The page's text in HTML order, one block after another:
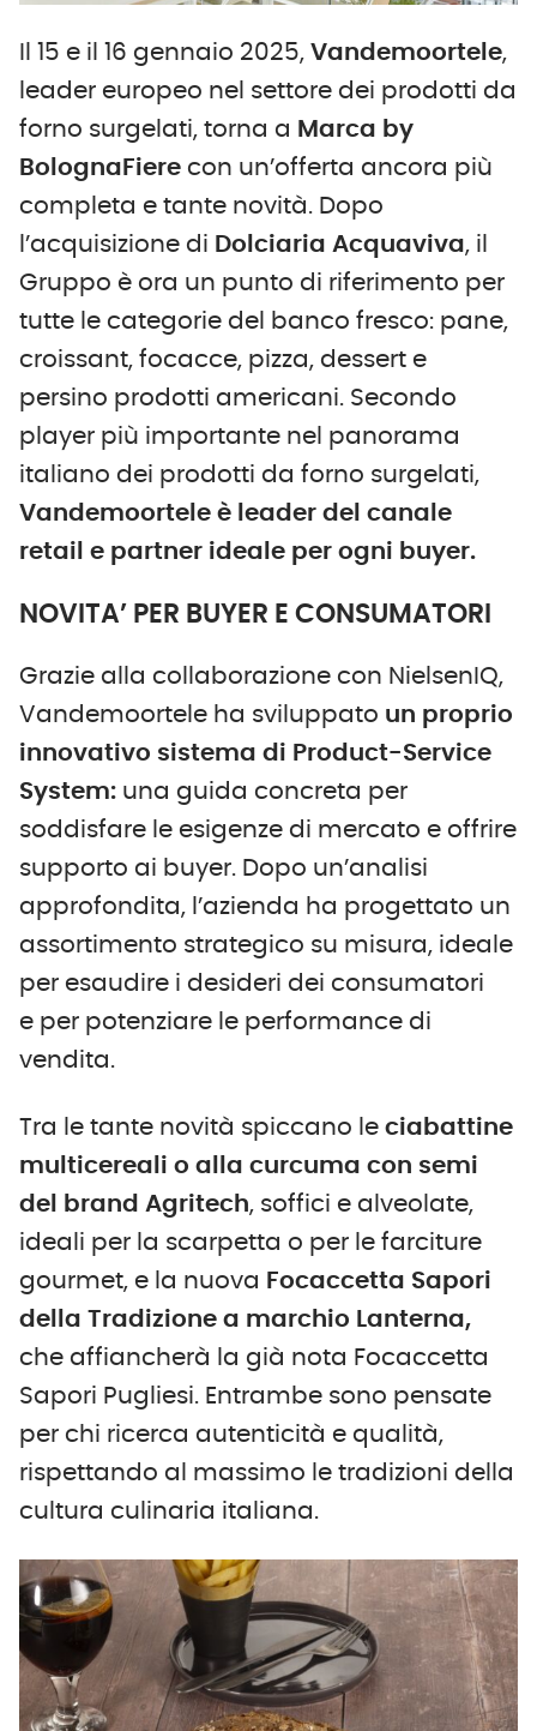
Il 15 e il 16 gennaio 2025, Vandemoortele,
leader europeo nel settore dei prodotti da
forno surgelati, torna a Marca by
BolognaFiere con un’offerta ancora più
completa e tante novità. Dopo
l’acquisizione di Dolciaria Acquaviva, il
Gruppo è ora un punto di riferimento per
tutte le categorie del banco fresco: pane,
croissant, focacce, pizza, dessert e
persino prodotti americani. Secondo
player più importante nel panorama
italiano dei prodotti da forno surgelati,
Vandemoortele è leader del canale
retail e partner ideale per ogni buyer.
NOVITA’ PER BUYER E CONSUMATORI
Grazie alla collaborazione con NielsenIQ,
Vandemoortele ha sviluppato un proprio
innovativo sistema di Product-Service
System: una guida concreta per
soddisfare le esigenze di mercato e offrire
supporto ai buyer. Dopo un’analisi
approfondita, l’azienda ha progettato un
assortimento strategico su misura, ideale
per esaudire i desideri dei consumatori
e per potenziare le performance di
vendita.
Tra le tante novità spiccano le ciabattine
multicereali o alla curcuma con semi
del brand Agritech, soffici e alveolate,
ideali per la scarpetta o per le farciture
gourmet, e la nuova Focaccetta Sapori
della Tradizione a marchio Lanterna,
che affiancherà la già nota Focaccetta
Sapori Pugliesi. Entrambe sono pensate
per chi ricerca autenticità e qualità,
rispettando al massimo le tradizioni della
cultura culinaria italiana.